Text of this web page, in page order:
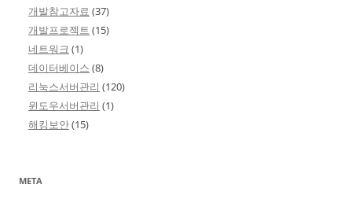
개발참고자료 (37)
개발프로젝트 (15)
네트워크 (1)
데이터베이스 (8)
리눅스서버관리 (120)
윈도우서버관리 (1)
해킹보안(15)
META